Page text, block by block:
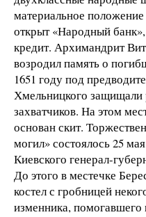
материальное
открыт «Народный
кредит. Архимандрит
возродил память о
1651 году под
Хмельницкого
захватчиков. На этом
основан скит.
могил» состоялось 25
Киевского генерал-
До этого в местечке
костел с гробницей
изменника,